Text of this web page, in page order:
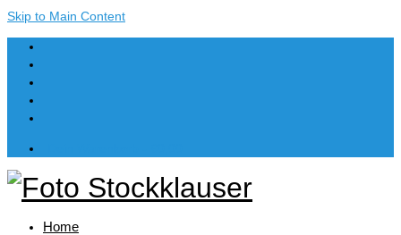
Skip to Main Content
Home